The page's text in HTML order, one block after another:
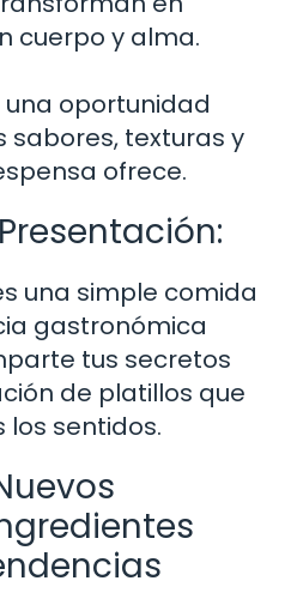
cuerpo y alma.
oportunidad
sabores, texturas y
ofrece.
una simple comida
gastronómica
tus secretos
de platillos que
sentidos.